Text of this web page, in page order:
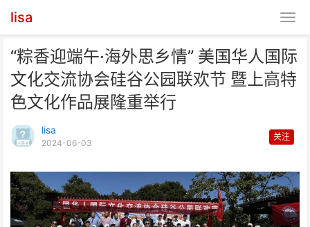
lisa
“粽香迎端午·海外思乡情” 美国华人国际
文化交流协会硅谷公园联欢节 暨上高特
色文化作品展隆重举行
lisa
2024-06-03
关注
人国际文化交流协